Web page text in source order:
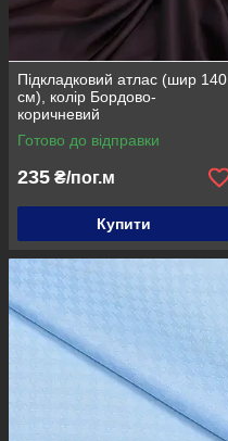
Підкладковий атлас (шир 140
см), колір Бордово-
коричневий
Готово до відправки
235 ₴/пог.м
Купити